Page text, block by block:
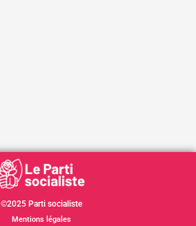
©2025 Parti socialiste
Mentions légales